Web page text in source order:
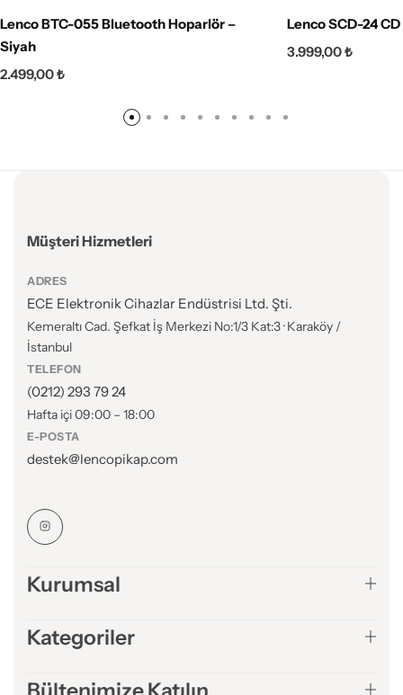
Lenco BTC-055 Bluetooth Hoparlör –
Siyah
2.499,00₺
Lenco SCD-24
3.999,00₺
Müşteri Hizmetleri
ADRES
ECE Elektronik Cihazlar Endüstrisi Ltd. Şti.
Kemeraltı Cad. Şefkat İş Merkezi No:1/3 Kat:3 · Karaköy /
İstanbul
TELEFON
(0212) 293 79 24
Hafta içi 09:00 – 18:00
E-POSTA
destek@lencopikap.com
Kurumsal
Kategoriler